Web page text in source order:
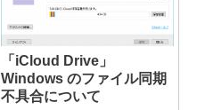
「iCloud Drive」
Windows のファイル同期
不具合について